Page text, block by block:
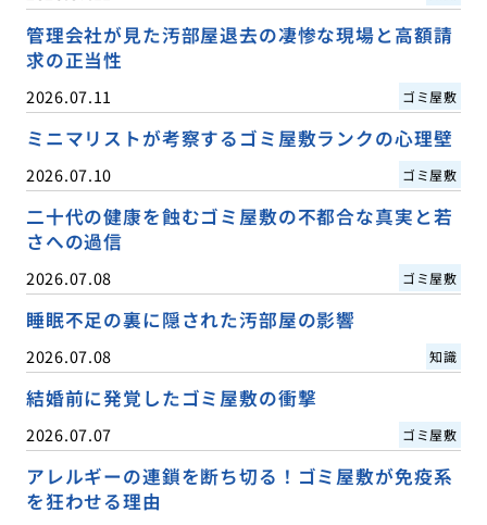
管理会社が見た汚部屋退去の凄惨な現場と高額請
求の正当性
2026.07.11 ゴミ屋敷
ミニマリストが考察するゴミ屋敷ランクの心理壁
2026.07.10 ゴミ屋敷
二十代の健康を蝕むゴミ屋敷の不都合な真実と若
さへの過信
2026.07.08 ゴミ屋敷
睡眠不足の裏に隠された汚部屋の影響
2026.07.08 知識
結婚前に発覚したゴミ屋敷の衝撃
2026.07.07 ゴミ屋敷
アレルギーの連鎖を断ち切る！ゴミ屋敷が免疫系
を狂わせる理由